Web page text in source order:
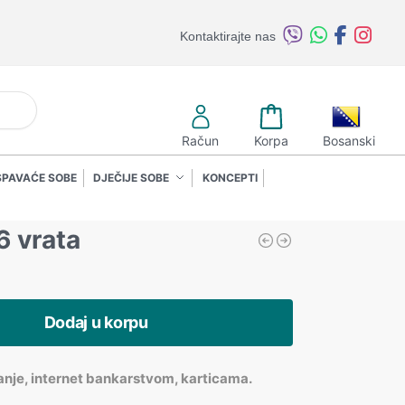
Kontaktirajte nas
Račun Korpa Bosanski
SOBE DJEČIJE SOBE KONCEPTI
vrata
Dodaj u korpu
internet bankarstvom, karticama.